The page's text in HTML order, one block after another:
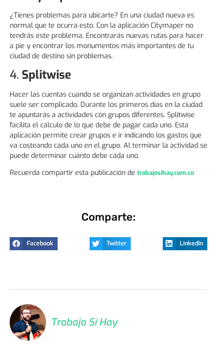
¿Tienes problemas para ubicarte? En una ciudad nueva es
normal que te ocurra esto. Con la aplicación Citymaper no
tendrás este problema. Encontrarás nuevas rutas para hacer
a pie y encontrar los monumentos más importantes de tu
ciudad de destino sin problemas.
4. Splitwise
Hacer las cuentas cuando se organizan actividades en grupo
suele ser complicado. Durante los primeros días en la ciudad
te apuntarás a actividades con grupos diferentes. Splitwise
facilita el cálculo de lo que debe de pagar cada uno. Esta
aplicación permite crear grupos e ir indicando los gastos que
va costeando cada uno en el grupo. Al terminar la actividad se
puede determinar cuánto debe cada uno.
Recuerda compartir esta publicación de trabajosihay.com.co
Comparte:
Facebook Twitter LinkedIn
Trabajo Sí Hay